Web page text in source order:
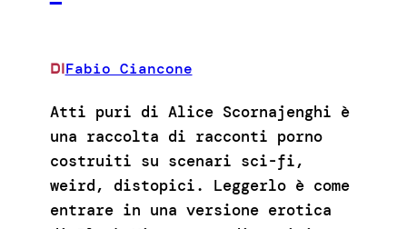
DIFabio Ciancone
Atti puri di Alice Scornajenghi è
una raccolta di racconti porno
costruiti su scenari sci-fi,
weird, distopici. Leggerlo è come
entrare in una versione erotica